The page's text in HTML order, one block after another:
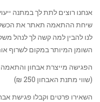
אנחנו רוצים לתת לך במתנה
שיחת ההתאמה תאתר את
לנו להבין למה קשה לך לנהל
השומן המיותר במקום לשרוף
הפגישה מייצרת אבחון והתאמה
(שווי מתנת האבחון 250 ₪)
השאירו פרטים וקבלו פגישת